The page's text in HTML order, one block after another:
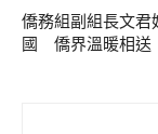
僑務組副組長文君
國 僑界溫暖相送